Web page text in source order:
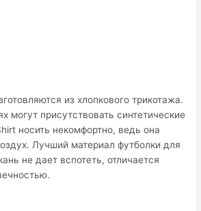
из хлопкового трикотажа.
могут присутствовать синтетические
носить некомфортно, ведь она
Лучший материал футболки для
не дает вспотеть, отличается